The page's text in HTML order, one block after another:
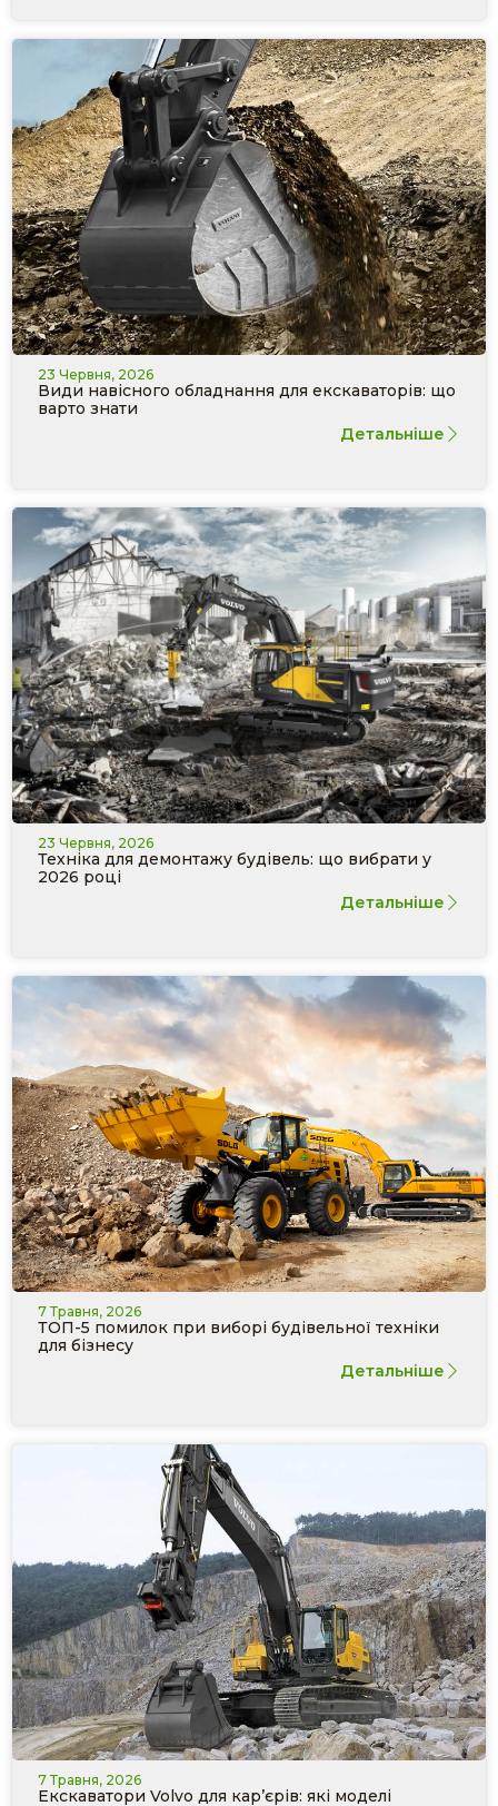
23 Червня, 2026
Види навісного обладнання для екскаваторів: що
варто знати
Детальніше
23 Червня, 2026
Техніка для демонтажу будівель: що вибрати у
2026 році
Детальніше
7 Травня, 2026
ТОП-5 помилок при виборі будівельної техніки
для бізнесу
Детальніше
7 Травня, 2026
Екскаватори Volvo для кар’єрів: які моделі